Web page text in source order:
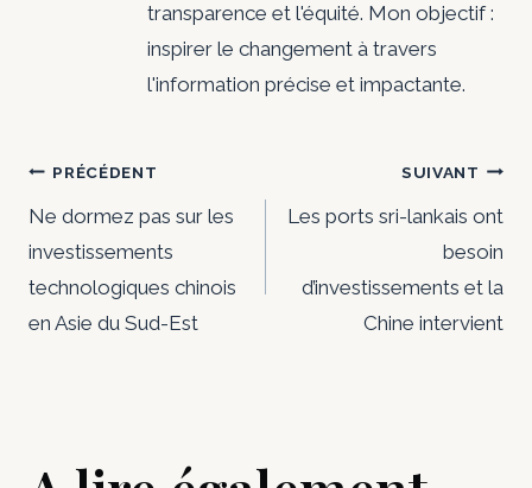
transparence et l'équité. Mon objectif :
inspirer le changement à travers
l'information précise et impactante.
Navigation
de
l’article
PRÉCÉDENT
Ne dormez pas sur les
investissements
technologiques chinois
en Asie du Sud-Est
SUIVANT
Les ports sri-lankais ont
besoin
d’investissements et la
Chine intervient